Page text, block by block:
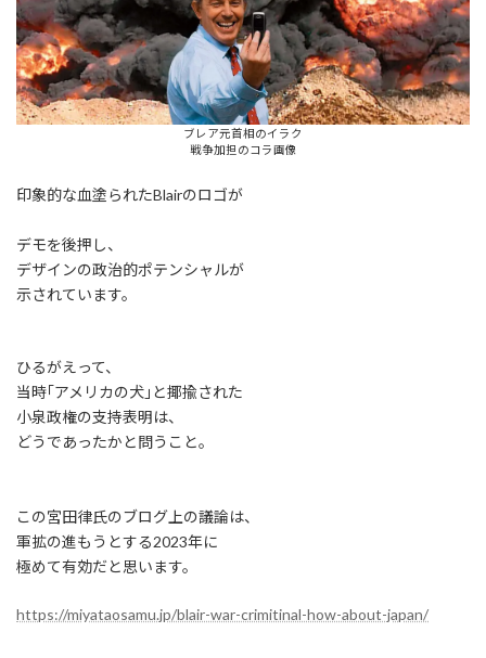
ブレア元首相のイラク
戦争加担のコラ画像
印象的な血塗られたBlairのロゴが
デモを後押し、
デザインの政治的ポテンシャルが
示されています。
ひるがえって、
当時｢アメリカの犬｣と揶揄された
小泉政権の支持表明は、
どうであったかと問うこと。
この宮田律氏のブログ上の議論は、
軍拡の進もうとする2023年に
極めて有効だと思います。
https://miyataosamu.jp/blair-war-crimitinal-how-about-japan/